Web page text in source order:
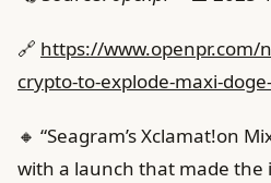
🔗 https://www.openpr.com/
crypto-to-explode-maxi-
🔸 “Seagram’s Xclamat!on
with a launch that made the